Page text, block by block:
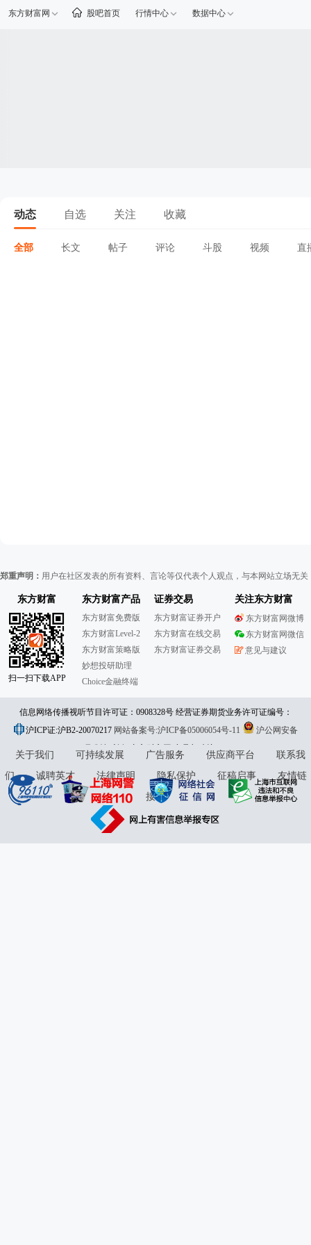
东方财富网 股吧首页 行情中心 数据中心
动态 自选 关注 收藏
全部 长文 帖子 评论 斗股 视频 直
郑重声明： 用户在社区发表的所有资料、言论等仅代表个人观点，与本网站立场无
东方财富
扫一扫下载APP
东方财富产品
东方财富免费版
东方财富Level-2
东方财富策略版
妙想投研助理
Choice金融终端
证券交易
东方财富证券开户
东方财富在线交易
东方财富证券交易
关注东方财富
东方财富网微博
东方财富网微信
意见与建议
信息网络传播视听节目许可证：0908328号 经营证券期货业务许可证编号：
913101046312860336 违法和不良信息举报:021-61278686 举报邮箱：
jubao@eastmoney.com
沪ICP证:沪B2-20070217 网站备案号:沪ICP备05006054号-11
沪公网安备
31010402000120号版权所有:东方财富网意见与建议:4000300059/952500
关于我们 可持续发展 广告服务 供应商平台
联系我
们
诚聘英才 法律声明 隐私保护 征稿启事
友情链
接